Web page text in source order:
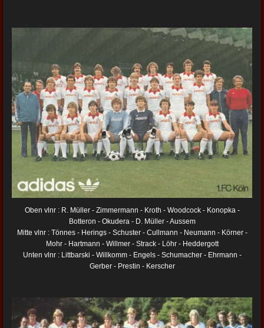
Oben vlnr : R. Müller - Zimmermann - Kroth - Woodcock - Konopka -
Botteron - Okudera - D. Müller - Aussem
Mitte vlnr : Tönnes - Herings - Schuster - Cullmann - Neumann - Körner -
Mohr - Hartmann - Willmer - Strack - Löhr - Heddergott
Unten vlnr : Littbarski - Willkomm - Engels - Schumacher - Ehrmann -
Gerber - Prestin - Kerscher